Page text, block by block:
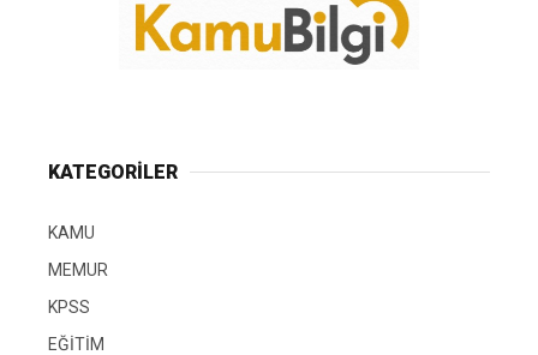
KATEGORİLER
KAMU
MEMUR
KPSS
EĞİTİM